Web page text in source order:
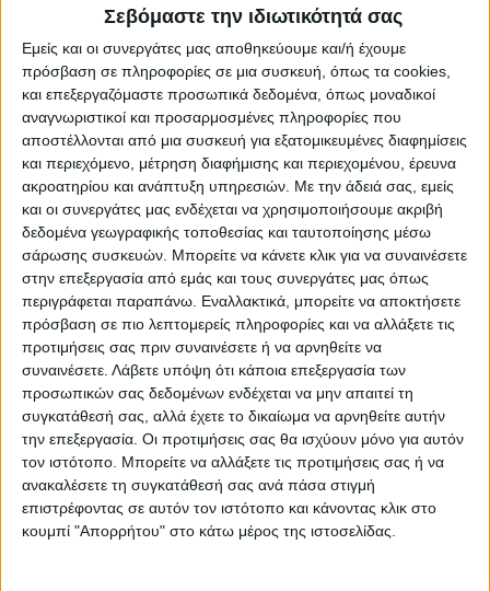
Σεβόμαστε την ιδιωτικότητά σας
Εμείς και οι συνεργάτες μας αποθηκεύουμε και/ή έχουμε
πρόσβαση σε πληροφορίες σε μια συσκευή, όπως τα cookies,
και επεξεργαζόμαστε προσωπικά δεδομένα, όπως μοναδικοί
αναγνωριστικοί και προσαρμοσμένες πληροφορίες που
αποστέλλονται από μια συσκευή για εξατομικευμένες διαφημίσεις
και περιεχόμενο, μέτρηση διαφήμισης και περιεχομένου, έρευνα
ακροατηρίου και ανάπτυξη υπηρεσιών. Με την άδειά σας, εμείς
και οι συνεργάτες μας ενδέχεται να χρησιμοποιήσουμε ακριβή
δεδομένα γεωγραφικής τοποθεσίας και ταυτοποίησης μέσω
σάρωσης συσκευών. Μπορείτε να κάνετε κλικ για να συναινέσετε
στην επεξεργασία από εμάς και τους συνεργάτες μας όπως
περιγράφεται παραπάνω. Εναλλακτικά, μπορείτε να αποκτήσετε
πρόσβαση σε πιο λεπτομερείς πληροφορίες και να αλλάξετε τις
προτιμήσεις σας πριν συναινέσετε ή να αρνηθείτε να
συναινέσετε. Λάβετε υπόψη ότι κάποια επεξεργασία των
προσωπικών σας δεδομένων ενδέχεται να μην απαιτεί τη
συγκατάθεσή σας, αλλά έχετε το δικαίωμα να αρνηθείτε αυτήν
την επεξεργασία. Οι προτιμήσεις σας θα ισχύουν μόνο για αυτόν
τον ιστότοπο. Μπορείτε να αλλάξετε τις προτιμήσεις σας ή να
ανακαλέσετε τη συγκατάθεσή σας ανά πάσα στιγμή
επιστρέφοντας σε αυτόν τον ιστότοπο και κάνοντας κλικ στο
κουμπί "Απορρήτου" στο κάτω μέρος της ιστοσελίδας.
τελευταίο «αντίο» του
30χρονο Στέφανου - Τραγική
φιγούρα η αρραβωνιαστικιά
του
ΝΕΟΣ ΑΓΩΝ
https://neosagon.gr
Η Αρχαιότερη Καθημερινή Πρωινή Εφημερίδα της Καρδίτσας
ΠΑΡΟΜΟΙΑ ΑΡΘΡΑ